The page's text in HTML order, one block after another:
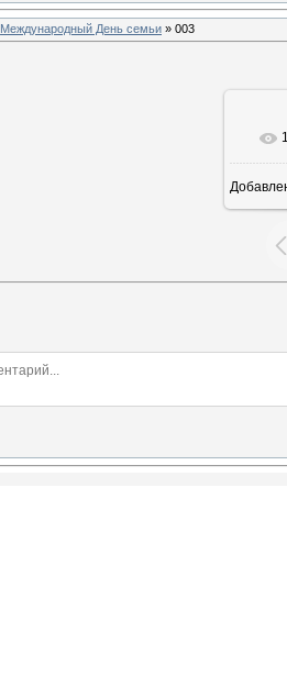
Международный День семьи » 003